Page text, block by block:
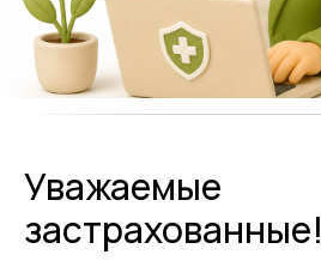
Уважаемые
застрахованные!